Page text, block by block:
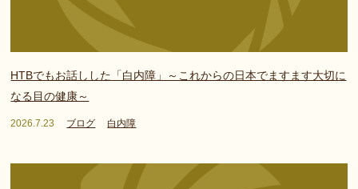
HTBでもお話しした「白内障」～これからの日本でますます大切に
なる目の健康～
2026.7.23 ブログ 白内障